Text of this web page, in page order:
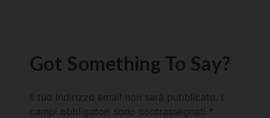
Got Something To Say?
Il tuo indirizzo email non sarà pubblicato.
campi obbligatori sono contrassegnati *